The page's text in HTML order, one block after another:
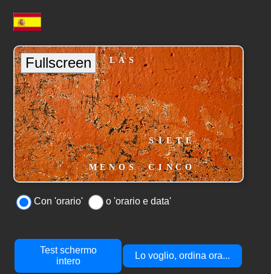
Con 'orario' o 'orario e data'
Test schermo
intero
Lo voglio, ordina ora...